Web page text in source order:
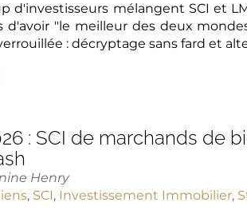
d'investisseurs mélangent SCI et
d'avoir "le meilleur des deux
: décryptage sans fard et
: SCI de marchands de
Henry
, SCI, Investissement Immobilier,